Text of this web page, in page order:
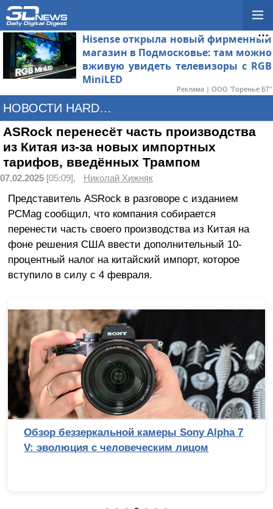
Hisense открыла новый фирменный
магазин в Подмосковье: там можно
вживую увидеть телевизоры с RGB
MiniLED
Реклама | ООО "Горенье БТ"
НОВОСТИ HARDWARE
ASRock перенесёт часть производства
из Китая из-за новых импортных
тарифов, введённых Трампом
07.02.2025 [05:09], Николай Хижняк
Представитель ASRock в разговоре с изданием
PCMag сообщил, что компания собирается
перенести часть своего производства из Китая на
фоне решения США ввести дополнительный 10-
процентный налог на китайский импорт, которое
вступило в силу с 4 февраля.
Обзор беззеркальной камеры Sony Alpha 7
V: эволюция с человеческим лицом